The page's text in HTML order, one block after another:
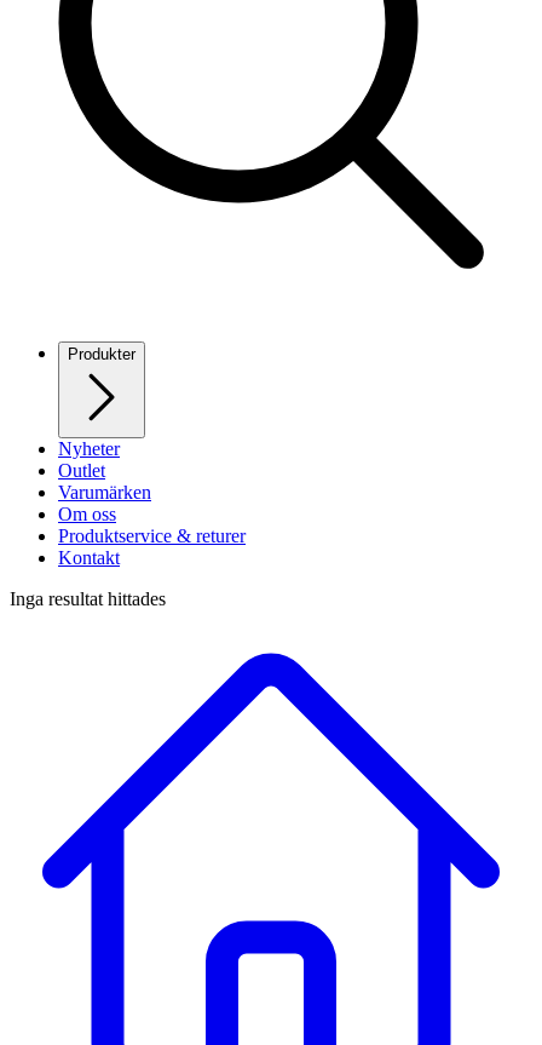
Produkter
Nyheter
Outlet
Varumärken
Om oss
Produktservice & returer
Kontakt
Inga resultat hittades